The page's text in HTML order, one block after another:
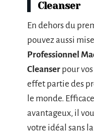
Cleanser
En dehors du
pouvez aussi
Professionnel
Cleanser pour
effet partie des
le monde.
avantageux, il
votre idéal sans